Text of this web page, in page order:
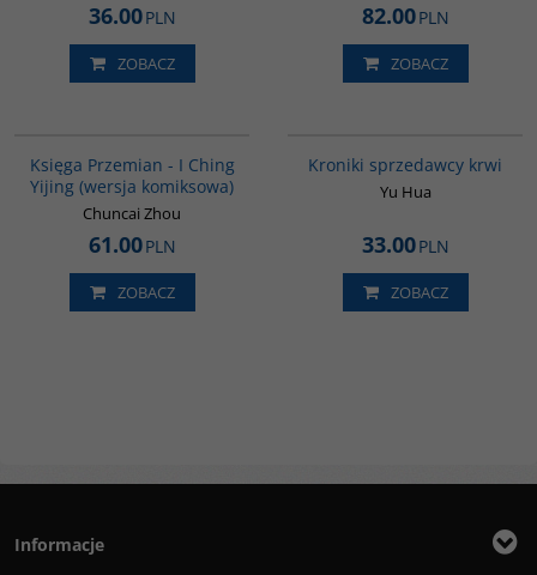
36.00PLN
ZOBACZ
82.00PLN
ZOBACZ
Księga Przemian - I Ching
Yijing (wersja komiksowa)
Chuncai Zhou
61.00PLN
ZOBACZ
Kroniki sprzedawcy krwi
Yu Hua
33.00PLN
ZOBACZ
Informacje